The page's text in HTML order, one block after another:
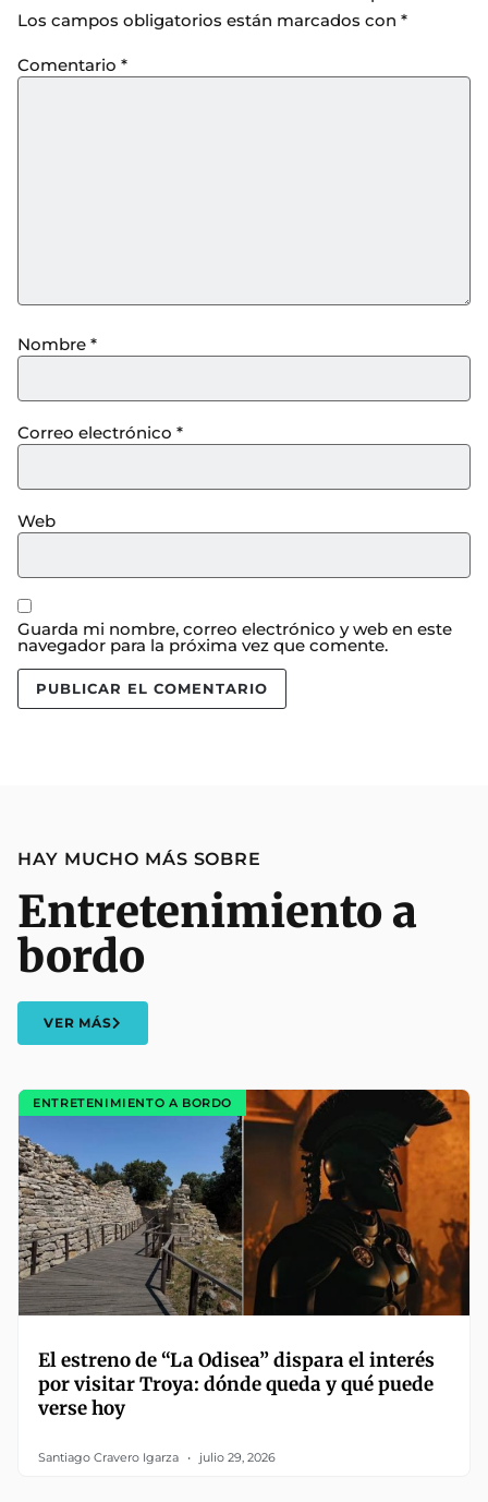
Los campos obligatorios están marcados con *
Comentario *
Nombre *
Correo electrónico *
Web
Guarda mi nombre, correo electrónico y web en este
navegador para la próxima vez que comente.
HAY MUCHO MÁS SOBRE
Entretenimiento a
bordo
VER MÁS
ENTRETENIMIENTO A BORDO
El estreno de “La Odisea” dispara el interés
por visitar Troya: dónde queda y qué puede
verse hoy
Santiago Cravero Igarza julio 29, 2026